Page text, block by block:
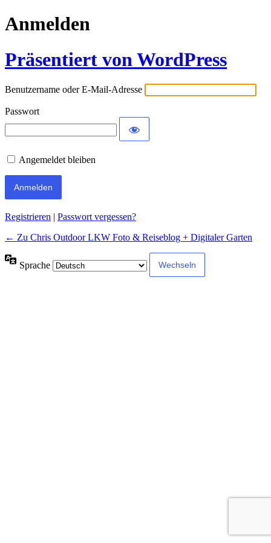
Anmelden
Präsentiert von WordPress
Benutzername oder E-Mail-Adresse
Passwort
Angemeldet bleiben
Alternative:
Registrieren | Passwort vergessen?
← Zu Chris Outdoor LKW Foto & Reiseblog + Digitaler Garten
Sprache